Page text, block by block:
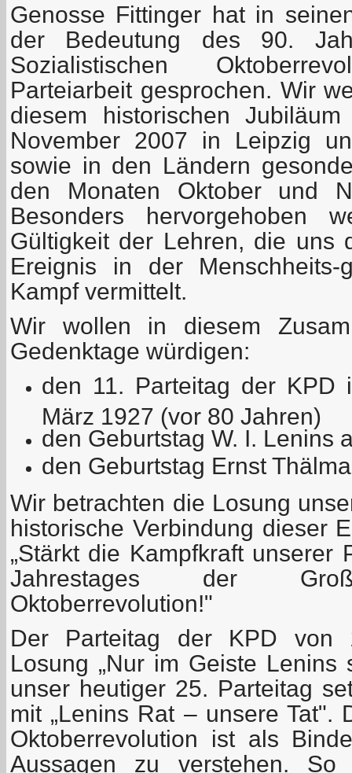
Genosse Fittinger hat in
der Bedeutung des 90.
Sozialistischen
Parteiarbeit gesprochen. Wir
diesem historischen
November 2007 in Leipzig
sowie in den Ländern
den Monaten Oktober und
Besonders hervorgehoben
Gültigkeit der Lehren, die uns
Ereignis in der Menschheits-
Kampf vermittelt.
Wir wollen in diesem
Gedenktage würdigen:
den 11. Parteitag der
März 1927 (vor 80 Jahren)
den Geburtstag W. I. Lenins
den Geburtstag Ernst
Wir betrachten die Losung
historische Verbindung dieser
„Stärkt die Kampfkraft unserer
Jahrestages der
Oktoberrevolution!"
Der Parteitag der KPD von
Losung „Nur im Geiste
unser heutiger 25. Parteitag
mit „Lenins Rat – unsere Tat".
Oktoberrevolution ist als
Aussagen zu verstehen.